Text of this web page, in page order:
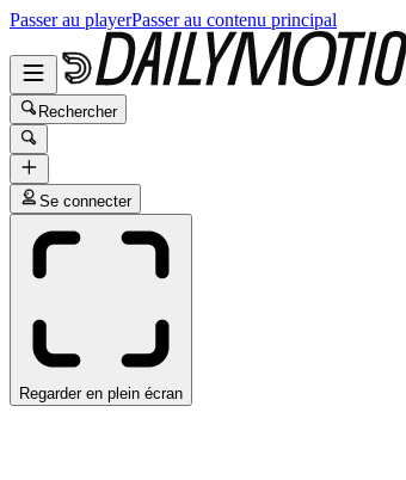
Passer au playerPasser au contenu principal
Rechercher
Se connecter
Regarder en plein écran